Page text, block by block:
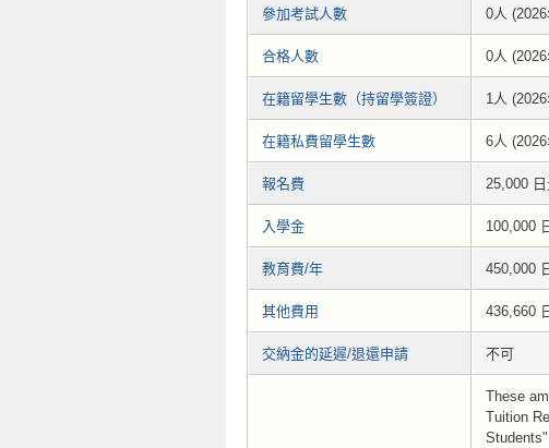
參加考試人數 0人
合格人數 0人
在籍留學生數（持留學簽證） 1人
在籍私費留學生數 6人
報名費 25,000
入學金 100,000
教育費/年 450,000
其他費用 436,660
交納金的延遲/退還申請 不可
These
Tuition